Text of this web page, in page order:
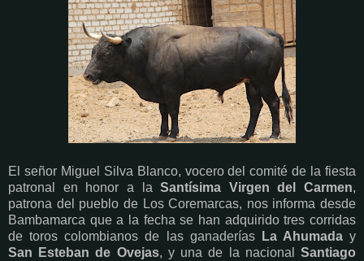
El señor Miguel Silva Blanco, vocero del comité de la fiesta
patronal en honor a laSantísima Virgen del Carmen,
patrona del pueblo de Los Coremarcas, nos informa desde
Bambamarca que a la fecha se han adquirido tres corridas
de toros colombianos de las ganaderías
La Ahumaday
San Esteban de Ovejas, y una de la nacionalSantiago